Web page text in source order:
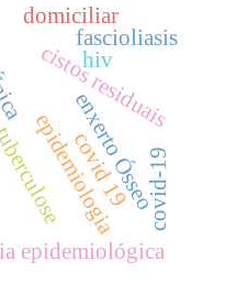
epidemiologia
epidemiológica
cistos residuais
enxerto Ósseo
tuberculose covid-19
fascioliasis
domiciliar
covid 19
hiv